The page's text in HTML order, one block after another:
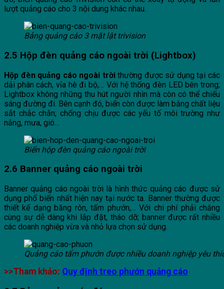
lượt quảng cáo cho 3 nội dung khác nhau.
Bảng quảng cáo 3 mặt lật trivision
2.5 Hộp đèn quảng cáo ngoài trời (Lightbox)
Hộp đèn quảng cáo ngoài trờithường được sử dụng tại các
dải phân cách, vỉa hè đi bộ,… Với hệ thống đèn LED bên trong;
Lightbox không những thu hút người nhìn mà còn có thể chiếu
sáng đường đi. Bên cạnh đó, biển còn được làm bằng chất liệu
sắt chắc chắn; chống chịu được các yếu tố môi trường như
nắng, mưa, gió…
Biển hộp đèn quảng cáo ngoài trời
2.6 Banner quảng cáo ngoài trời
Banner quảng cáo ngoài trời là hình thức quảng cáo được sử
dụng phổ biến nhất hiện nay tại nước ta. Banner thường được
thiết kế dạng băng rôn, tấm phướn,… Với chi phí phải chăng
cùng sự dễ dàng khi lắp đặt, tháo dỡ; banner được rất nhiều
các doanh nghiệp vừa và nhỏ lựa chọn sử dụng.
Quảng cáo tấm phướn được nhiều doanh nghiệp yêu
>>Tham khảo: Quy định treo phướn quảng cáo